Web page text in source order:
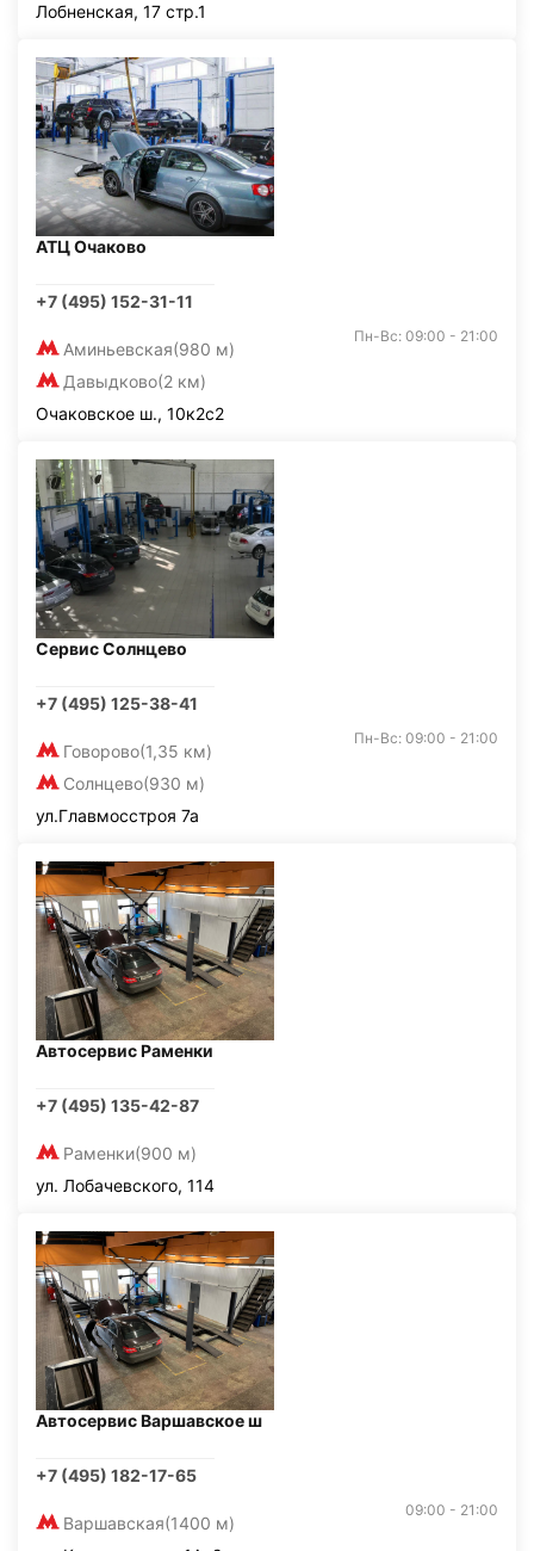
Лобненская, 17 стр.1
АТЦ Очаково
+7 (495) 152-31-11
Аминьевская(980 м)
Давыдково(2 км)
Пн-Вс: 09:00 - 21:00
Очаковское ш., 10к2с2
Сервис Солнцево
+7 (495) 125-38-41
Говорово(1,35 км)
Солнцево(930 м)
Пн-Вс: 09:00 - 21:00
ул.Главмосстроя 7а
Автосервис Раменки
+7 (495) 135-42-87
Раменки(900 м)
ул. Лобачевского, 114
Автосервис Варшавское ш
+7 (495) 182-17-65
Варшавская(1400 м)
09:00 - 21:00